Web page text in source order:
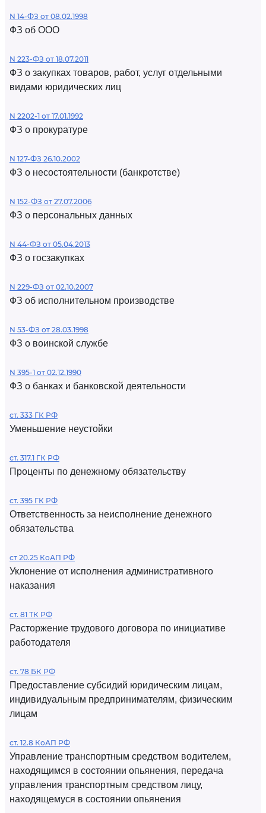
N 14-ФЗ от 08.02.1998
ФЗ об ООО
N 223-ФЗ от 18.07.2011
ФЗ о закупках товаров, работ, услуг отдельными
видами юридических лиц
N 2202-1 от 17.01.1992
ФЗ о прокуратуре
N 127-ФЗ 26.10.2002
ФЗ о несостоятельности (банкротстве)
N 152-ФЗ от 27.07.2006
ФЗ о персональных данных
N 44-ФЗ от 05.04.2013
ФЗ о госзакупках
N 229-ФЗ от 02.10.2007
ФЗ об исполнительном производстве
N 53-ФЗ от 28.03.1998
ФЗ о воинской службе
N 395-1 от 02.12.1990
ФЗ о банках и банковской деятельности
ст. 333 ГК РФ
Уменьшение неустойки
ст. 317.1 ГК РФ
Проценты по денежному обязательству
ст. 395 ГК РФ
Ответственность за неисполнение денежного
обязательства
ст 20.25 КоАП РФ
Уклонение от исполнения административного
наказания
ст. 81 ТК РФ
Расторжение трудового договора по инициативе
работодателя
ст. 78 БК РФ
Предоставление субсидий юридическим лицам,
индивидуальным предпринимателям, физическим
лицам
ст. 12.8 КоАП РФ
Управление транспортным средством водителем,
находящимся в состоянии опьянения, передача
управления транспортным средством лицу,
находящемуся в состоянии опьянения